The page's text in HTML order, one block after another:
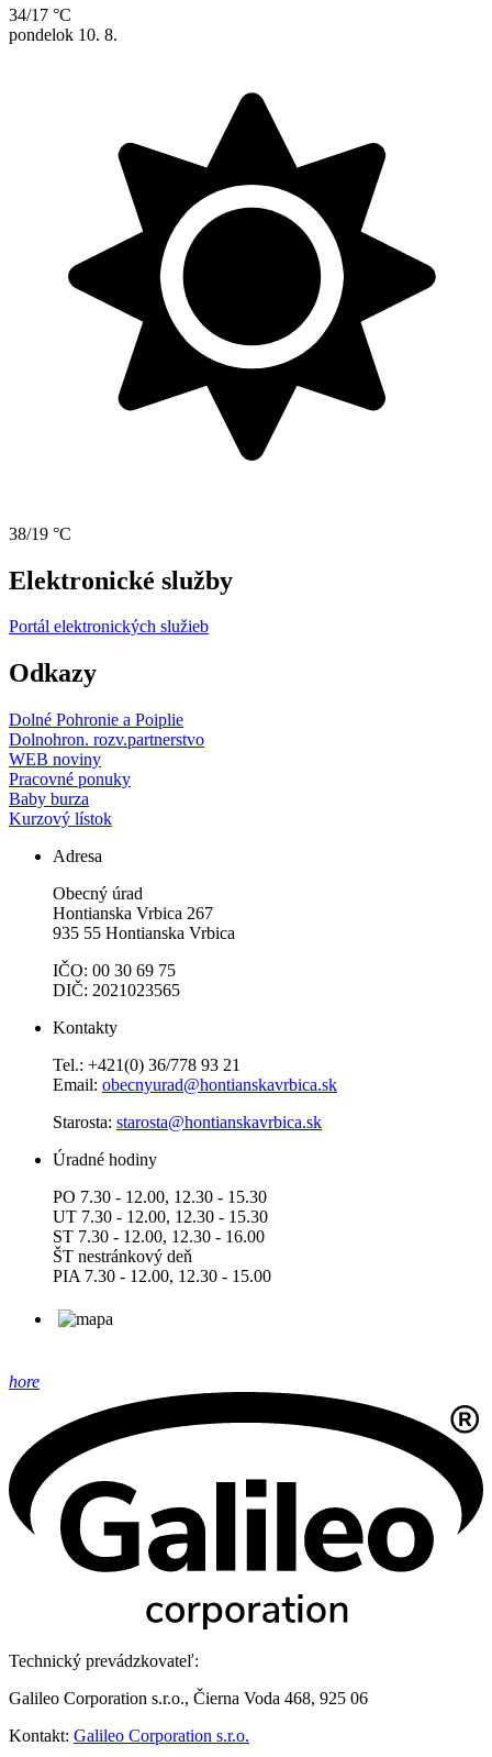
34/17 °C
pondelok 10. 8.
38/19 °C
Elektronické služby
Portál elektronických služieb
Odkazy
Dolné Pohronie a Poiplie
Dolnohron. rozv.partnerstvo
WEB noviny
Pracovné ponuky
Baby burza
Kurzový lístok
Adresa
Obecný úrad
Hontianska Vrbica 267
935 55 Hontianska Vrbica
IČO: 00 30 69 75
DIČ: 2021023565
Kontakty
Tel.: +421(0) 36/778 93 21
Email: obecnyurad@hontianskavrbica.sk
Starosta: starosta@hontianskavrbica.sk
Úradné hodiny
PO 7.30 - 12.00, 12.30 - 15.30
UT 7.30 - 12.00, 12.30 - 15.30
ST 7.30 - 12.00, 12.30 - 16.00
ŠT nestránkový deň
PIA 7.30 - 12.00, 12.30 - 15.00
hore
Technický prevádzkovateľ:
Galileo Corporation s.r.o., Čierna Voda 468, 925 06
Kontakt: Galileo Corporation s.r.o.